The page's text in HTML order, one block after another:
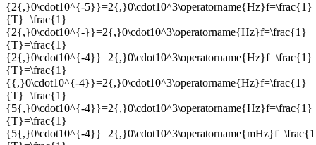
{2{,}0\cdot10^{-5}}=2{,}0\cdot10^3\operatorname{Hz}f=\frac{1}
{T}=\frac{1}
{2{,}0\cdot10^{-}}=2{,}0\cdot10^3\operatorname{Hz}f=\frac{1}
{T}=\frac{1}
{2{,}0\cdot10^{-4}}=2{,}0\cdot10^3\operatorname{Hz}f=\frac{1}
{T}=\frac{1}
{{,}0\cdot10^{-4}}=2{,}0\cdot10^3\operatorname{Hz}f=\frac{1}
{T}=\frac{1}
{5{,}0\cdot10^{-4}}=2{,}0\cdot10^3\operatorname{Hz}f=\frac{1}
{T}=\frac{1}
{5{,}0\cdot10^{-